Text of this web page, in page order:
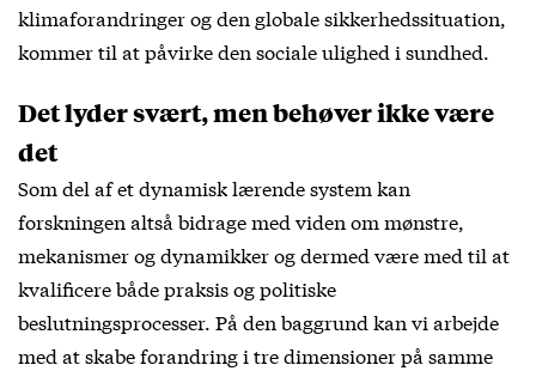
klimaforandringer og den globale sikkerhedssituation,
kommer til at påvirke den sociale ulighed i sundhed.
Det lyder svært, men behøver ikke være
det
Som del af et dynamisk lærende system kan
forskningen altså bidrage med viden om mønstre,
mekanismer og dynamikker og dermed være med til at
kvalificere både praksis og politiske
beslutningsprocesser. På den baggrund kan vi arbejde
med at skabe forandring i tre dimensioner på samme